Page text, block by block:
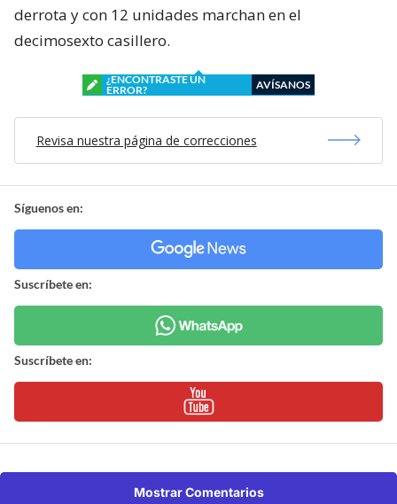
derrota y con 12 unidades marchan en el
decimosexto casillero.
¿ENCONTRASTE UN
ERROR?
AVÍSANOS
Revisa nuestra página de correcciones
Síguenos en:
Suscríbete en:
Suscríbete en:
Mostrar Comentarios